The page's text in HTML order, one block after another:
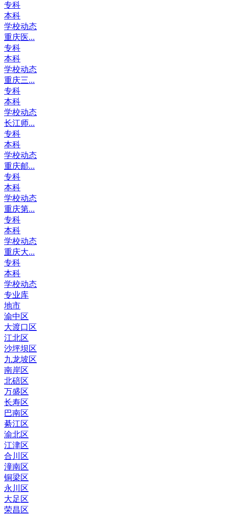
专科
本科
学校动态
重庆医...
专科
本科
学校动态
重庆三...
专科
本科
学校动态
长江师...
专科
本科
学校动态
重庆邮...
专科
本科
学校动态
重庆第...
专科
本科
学校动态
重庆大...
专科
本科
学校动态
专业库
地市
渝中区
大渡口区
江北区
沙坪坝区
九龙坡区
南岸区
北碚区
万盛区
长寿区
巴南区
綦江区
渝北区
江津区
合川区
潼南区
铜梁区
永川区
大足区
荣昌区